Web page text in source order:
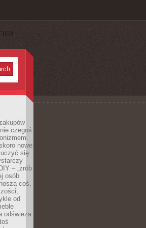
czegoś
nowe
się
– „zrób
osób
coś,
od
odświeża